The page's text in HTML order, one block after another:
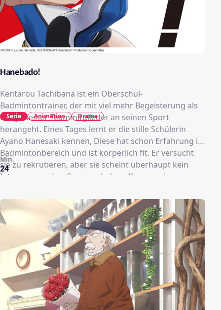
Hanebado!
Kentarou Tachibana ist ein Oberschul-
Badmintontrainer, der mit viel mehr Begeisterung als
einige seiner Teammitglieder an seinen Sport
herangeht. Eines Tages lernt er die stille Schülerin
Ayano Hanesaki kennen, Diese hat schon Erfahrung im
Badmintonbereich und ist körperlich fit. Er versucht
sie zu rekrutieren, aber sie scheint überhaupt kein
Interesse an dem Sport zu haben. Kann er sie
rekrutieren und wird sie sein Team unterstützen?
24
Min.
Serie Animation Drama